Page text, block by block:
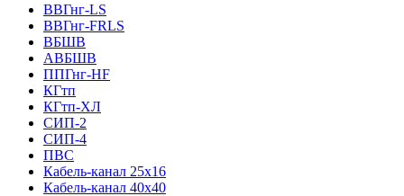
ВВГнг-LS
ВВГнг-FRLS
ВБШВ
АВБШВ
ППГнг-HF
КГтп
КГтп-ХЛ
СИП-2
СИП-4
ПВС
Кабель-канал 25х16
Кабель-канал 40х40